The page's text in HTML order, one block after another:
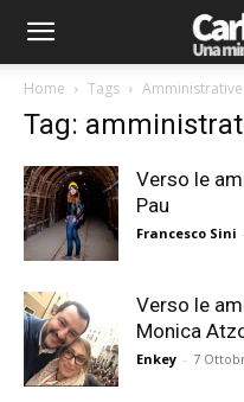
Home Tags Amministrative
Tag:
Verso le
Pau
Francesco Sini
Verso le
Monica
Enkey - 7